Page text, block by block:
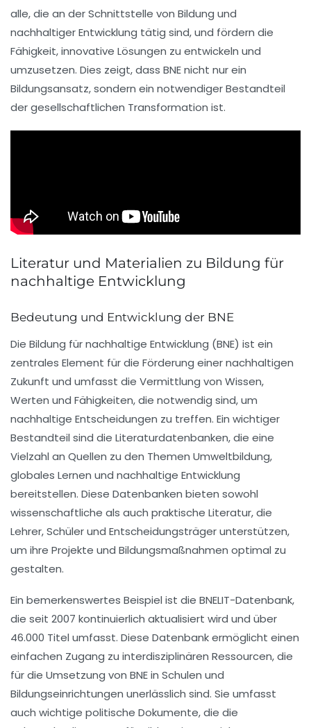
alle, die an der Schnittstelle von Bildung und
nachhaltiger Entwicklung tätig sind, und fördern die
Fähigkeit, innovative Lösungen zu entwickeln und
umzusetzen. Dies zeigt, dass BNE nicht nur ein
Bildungsansatz, sondern ein notwendiger Bestandteil
der gesellschaftlichen Transformation ist.
Literatur und Materialien zu Bildung für
nachhaltige Entwicklung
Bedeutung und Entwicklung der BNE
Die Bildung für nachhaltige Entwicklung (BNE) ist ein
zentrales Element für die Förderung einer nachhaltigen
Zukunft und umfasst die Vermittlung von Wissen,
Werten und Fähigkeiten, die notwendig sind, um
nachhaltige Entscheidungen zu treffen. Ein wichtiger
Bestandteil sind die Literaturdatenbanken, die eine
Vielzahl an Quellen zu den Themen Umweltbildung,
globales Lernen und nachhaltige Entwicklung
bereitstellen. Diese Datenbanken bieten sowohl
wissenschaftliche als auch praktische Literatur, die
Lehrer, Schüler und Entscheidungsträger unterstützen,
um ihre Projekte und Bildungsmaßnahmen optimal zu
gestalten.
Ein bemerkenswertes Beispiel ist die BNELIT-Datenbank,
die seit 2007 kontinuierlich aktualisiert wird und über
46.000 Titel umfasst. Diese Datenbank ermöglicht einen
einfachen Zugang zu interdisziplinären Ressourcen, die
für die Umsetzung von BNE in Schulen und
Bildungseinrichtungen unerlässlich sind. Sie umfasst
auch wichtige politische Dokumente, die die